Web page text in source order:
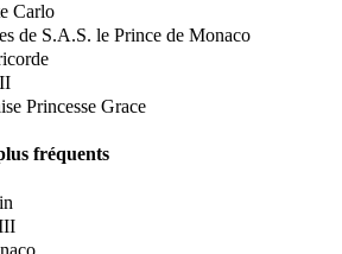
Carlo
de S.A.S. le Prince de Monaco
Princesse Grace
fréquents